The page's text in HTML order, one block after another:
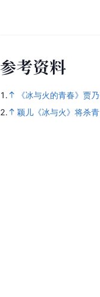
参考资料
1.
《冰与火的青春》贾
2.
颖儿《冰与火》将杀